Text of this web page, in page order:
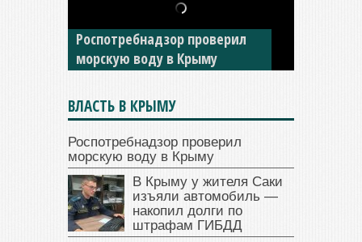
изъяли автомобиль —
накопил долги по штрафам
ГИБДД
ВЛАСТЬ В КРЫМУ
Роспотребнадзор проверил
морскую воду в Крыму
В Крыму у жителя Саки
изъяли автомобиль —
накопил долги по
штрафам ГИБДД